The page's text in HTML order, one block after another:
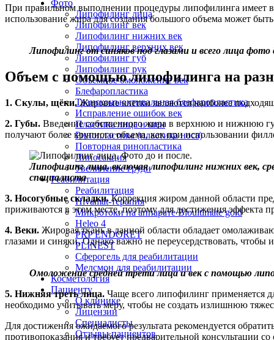
Фото
Липофилинг лица
Липофилинг век
Липофилинг нижних век
Липофилинг верхних век
Липофилинг губ
Липофилинг рук
Объемное омоложение век
Блефаропластика
Трансконъюктивальная блефаропластика
Исправление ошибок век
Пластика лица и шеи
Ринопластика (пластика носа)
Повторная ринопластика
Липосакция
Увеличение груди
Реабилитация
Реабилитация
Hivamat-терапия
Микротоки на аппарате Bioultimate gold
Heleo 4
PRP ENDORET
PLINEST
Сферогель для реабилитации
Мелсмон для реабилитации
Косметология
Пациенту
О клинике
Лицензии
Специалисты
Отзывы пациентов
При правильном выполнении процедуры липофилинга имеет
использование жира для создания большого объема может
Липофилинг от синяков под глазами и всего лица
Объем с помощью липофилинга на
1. Скулы, щёки.Жировые клетки являются наиболее
2. Губы. Введение собственного жира в верхнюю и нижнюю
получают более крупного объема, как при использовании
Липофилинг лица, включая липофилинг нижних век,
специалиста
3. Носогубные складки.Коррекция жиром данной области
приживаются в этом месте, поэтому для достижения эффекта
4. Веки. Жировая ткань в данной области обладает
глазами и синяки. Однако важно не переусердствовать, чтобы
Омоложение средней трети лица и век с помощью
5. Нижняя треть лица. Чаще всего липофилинг применяется
необходимо учитывать меру, чтобы не создать излишнюю
Для достижения ожидаемого результата рекомендуется
противопоказания и требует предварительной консультации